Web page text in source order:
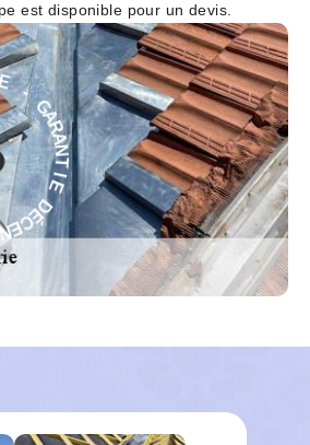
est disponible pour un devis.
GARA
N
T
I
E
D
É
C
E
N
N
A
L